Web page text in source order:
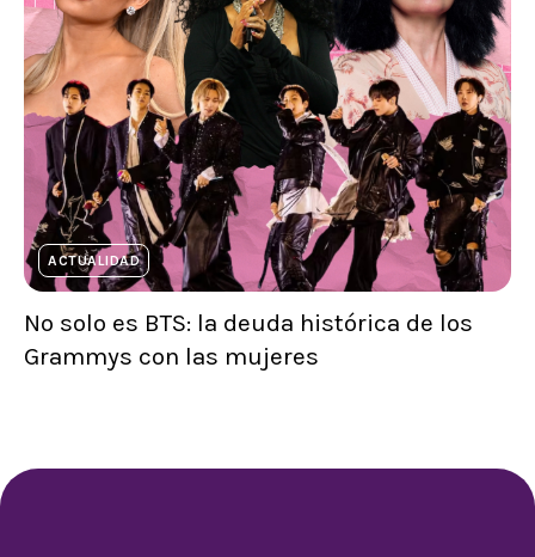
ACTUALIDAD
No solo es BTS: la deuda histórica de los
Grammys con las mujeres